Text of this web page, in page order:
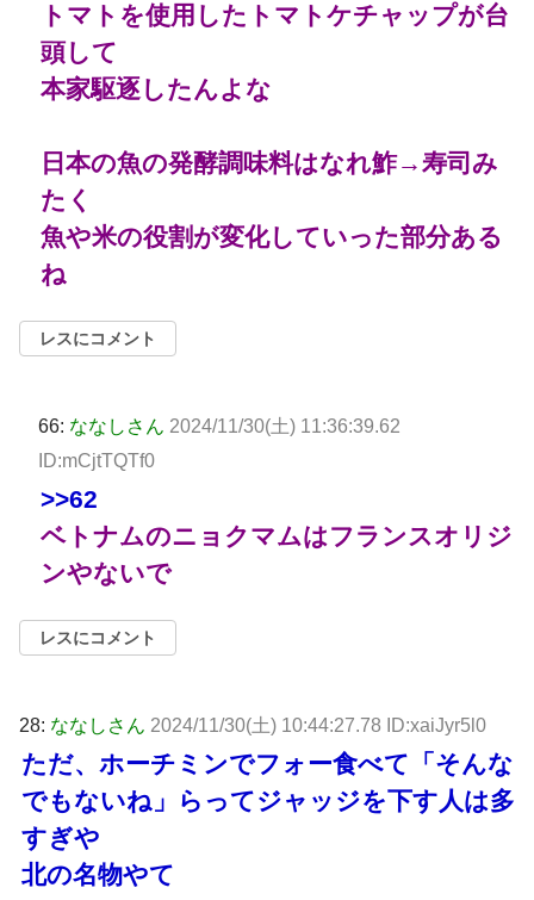
トマトを使用したトマトケチャップが台
頭して
本家駆逐したんよな
日本の魚の発酵調味料はなれ鮓→寿司み
たく
魚や米の役割が変化していった部分ある
ね
レスにコメント
66: ななしさん 2024/11/30(土) 11:36:39.62
ID:mCjtTQTf0
>>62
ベトナムのニョクマムはフランスオリジ
ンやないで
レスにコメント
28: ななしさん 2024/11/30(土) 10:44:27.78 ID:xaiJyr5l0
ただ、ホーチミンでフォー食べて「そんな
でもないね」らってジャッジを下す人は多
すぎや
北の名物やて